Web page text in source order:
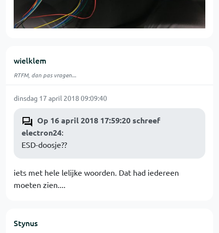
wielklem
RTFM, dan pas vragen...
dinsdag 17 april 2018 09:09:40
Op 16 april 2018 17:59:20 schreef
electron24:
ESD-doosje??
iets met hele lelijke woorden. Dat had iedereen
moeten zien....
Stynus